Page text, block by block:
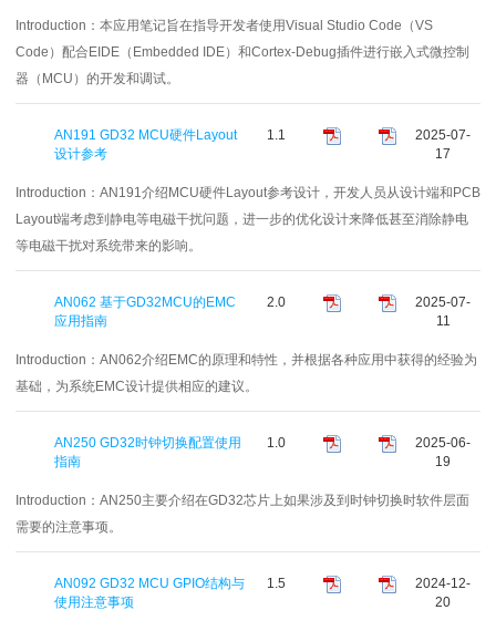
Introduction： 本应用笔记旨在指导开发者使用Visual Studio Code（VS
Code）配合EIDE（Embedded IDE）和Cortex-Debug插件进行嵌入式微控制
器（MCU）的开发和调试。
AN191 GD32 MCU硬件Layout
设计参考
1.1
2025-07-
17
Introduction： AN191介绍MCU硬件Layout参考设计，开发人员从设计端和PCB
Layout端考虑到静电等电磁干扰问题，进一步的优化设计来降低甚至消除静电
等电磁干扰对系统带来的影响。
AN062 基于GD32MCU的EMC
应用指南
2.0
2025-07-
11
Introduction： AN062介绍EMC的原理和特性，并根据各种应用中获得的经验为
基础，为系统EMC设计提供相应的建议。
AN250 GD32时钟切换配置使用
指南
1.0
2025-06-
19
Introduction： AN250主要介绍在GD32芯片上如果涉及到时钟切换时软件层面
需要的注意事项。
AN092 GD32 MCU GPIO结构与
使用注意事项
1.5
2024-12-
20